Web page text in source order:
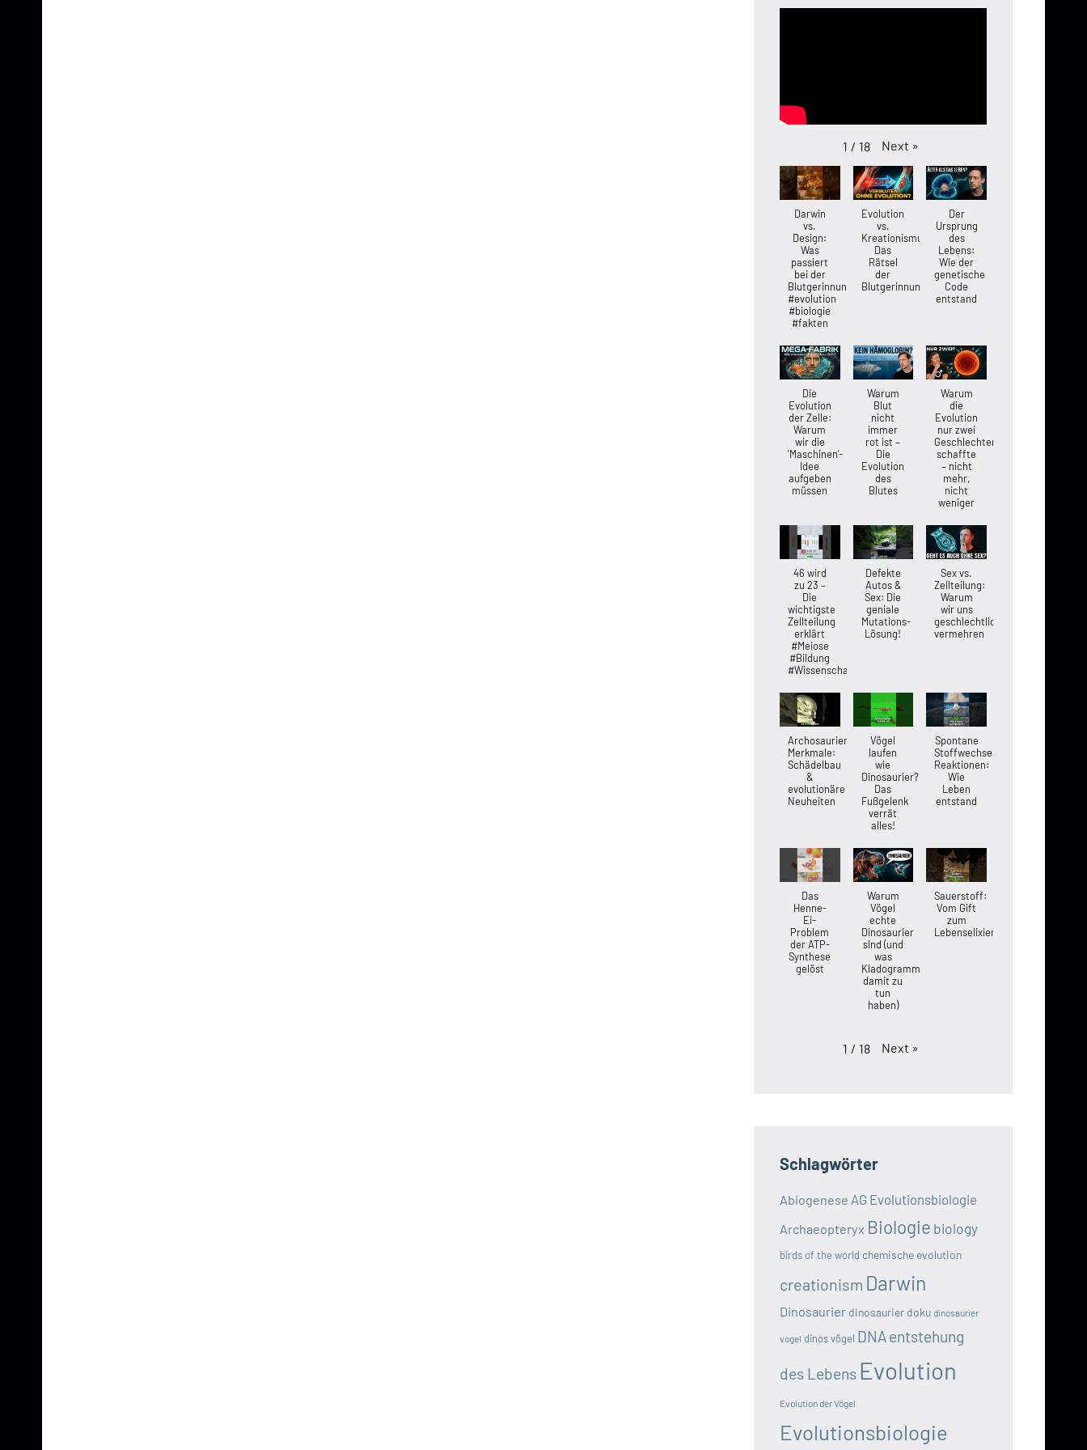
1 / 18 Next »
Darwin
vs.
Design:
Was
passiert
bei der
Blutgerinnung?
#evolution
#biologie
#fakten
Evolution
vs.
Kreationismus:
Das
Rätsel
der
Blutgerinnung
Der
Ursprung
des
Lebens:
Wie der
genetische
Code
entstand
Die
Evolution
der Zelle:
Warum
wir die
'Maschinen'-
Idee
aufgeben
müssen
Warum
Blut
nicht
immer
rot ist –
Die
Evolution
des
Blutes
Warum
die
Evolution
nur zwei
Geschlechter
schaffte
– nicht
mehr,
nicht
weniger
46 wird
zu 23 –
Die
wichtigste
Zellteilung
erklärt
#Meiose
#Bildung
#Wissenschaft
Defekte
Autos &
Sex: Die
geniale
Mutations-
Lösung!
Sex vs.
Zellteilung:
Warum
wir uns
geschlechtlich
vermehren
Archosaurier-
Merkmale:
Schädelbau
&
evolutionäre
Neuheiten
Vögel
laufen
wie
Dinosaurier?
Das
Fußgelenk
verrät
alles!
Spontane
Stoffwechsel-
Reaktionen:
Wie
Leben
entstand
Das
Henne-
Ei-
Problem
der ATP-
Synthese
gelöst
Warum
Vögel
echte
Dinosaurier
sind (und
was
Kladogramme
damit zu
tun
haben)
Sauerstoff:
Vom Gift
zum
Lebenselixier
1 / 18 Next »
Schlagwörter
Abiogenese AG Evolutionsbiologie
Archaeopteryx Biologie biology
birds of the world chemische evolution
creationism Darwin
Dinosaurier dinosaurier doku dinosaurier
vogel dinos vögel DNAentstehung
des Lebens Evolution
Evolution der Vögel
Evolutionsbiologie